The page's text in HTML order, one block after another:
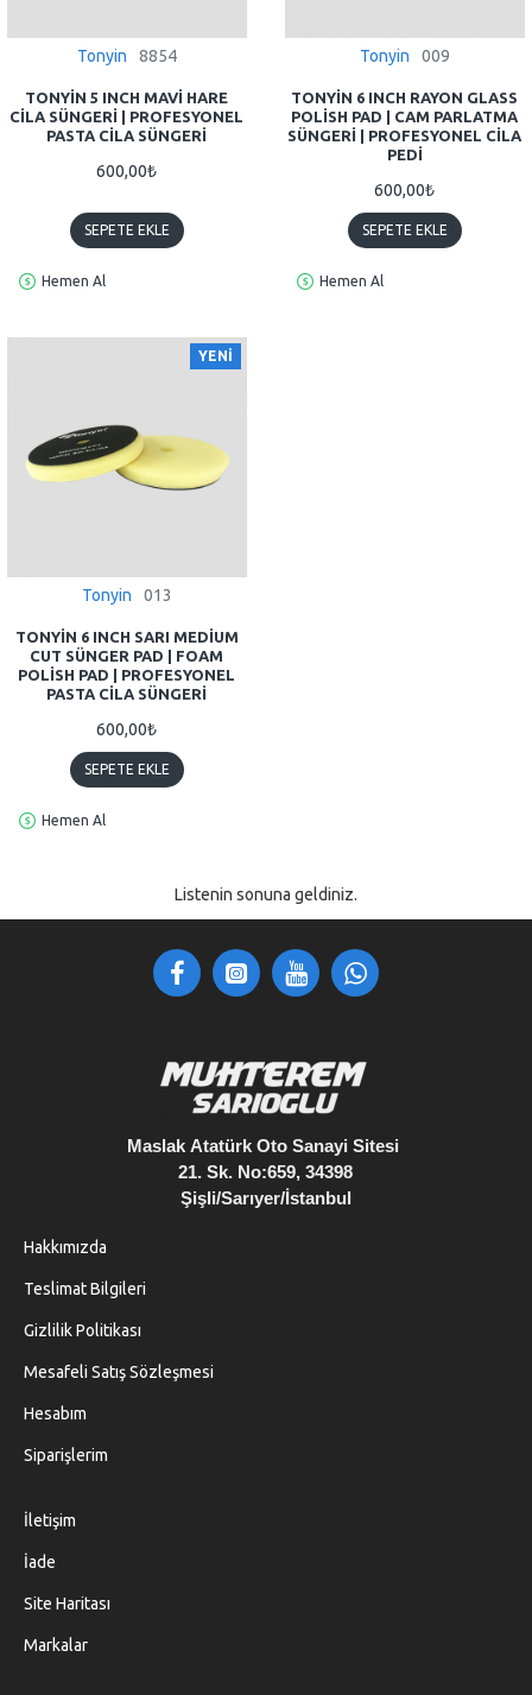
Tonyin 8854
TONYIN 5 INCH MAVI HARE
CILA SÜNGERI | PROFESYONEL
PASTA CILA SÜNGERI
600,00₺
SEPETE EKLE
Hemen Al
Tonyin 009
TONYIN 6 INCH RAYON GLASS
POLISH PAD | CAM PARLATMA
SÜNGERI | PROFESYONEL CILA
PEDI
600,00₺
SEPETE EKLE
Hemen Al
YENI
Tonyin 013
TONYIN 6 INCH SARI MEDIUM
CUT SÜNGER PAD | FOAM
POLISH PAD | PROFESYONEL
PASTA CILA SÜNGERI
600,00₺
SEPETE EKLE
Hemen Al
Listenin sonuna geldiniz.
Maslak Atatürk Oto Sanayi Sitesi
21. Sk. No:659, 34398
Şişli/Sarıyer/İstanbul
Hakkımızda
Teslimat Bilgileri
Gizlilik Politikası
Mesafeli Satış Sözleşmesi
Hesabım
Siparişlerim
İletişim
İade
Site Haritası
Markalar